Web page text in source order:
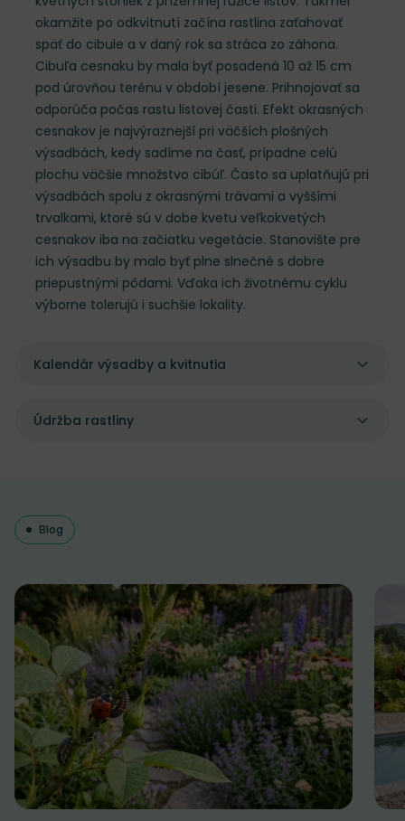
okamžite po odkvitnutí začína rastlina zaťahovať
späť do cibule a v daný rok sa stráca zo záhona.
Cibuľa cesnaku by mala byť posadená 10 až 15 cm
pod úrovňou terénu v období jesene. Prihnojovať sa
odporúča počas rastu listovej časti. Efekt okrasných
cesnakov je najvýraznejší pri väčších plošných
výsadbách, kedy sadíme na časť, prípadne celú
plochu väčšie množstvo cibúľ. Často sa uplatňujú pri
výsadbách spolu z okrasnými trávami a vyššími
trvalkami, ktoré sú v dobe kvetu veľkokvetých
cesnakov iba na začiatku vegetácie. Stanovište pre
ich výsadbu by malo byť plne slnečné s dobre
priepustnými pôdami. Vďaka ich životnému cyklu
výborne tolerujú i suchšie lokality.
Kalendár výsadby a kvitnutia
Údržba rastliny
Blog